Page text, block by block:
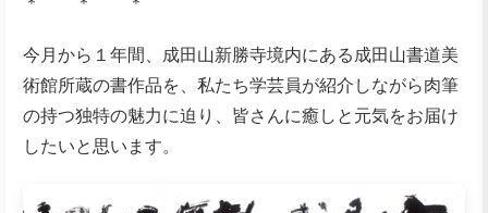
今月から１年間、成田山新勝寺境内にある成田山書道美
術館所蔵の書作品を、私たち学芸員が紹介しながら肉筆
の持つ独特の魅力に迫り、皆さんに癒しと元気をお届け
したいと思います。